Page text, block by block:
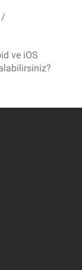
ve iOS